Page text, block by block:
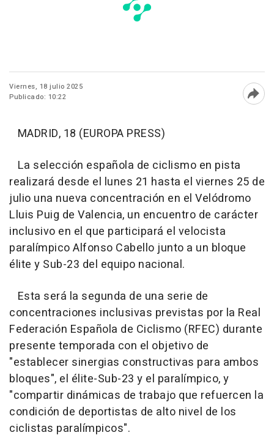
Viernes, 18 julio 2025
Publicado: 10:22
MADRID, 18 (EUROPA PRESS)
La selección española de ciclismo en pista
realizará desde el lunes 21 hasta el viernes 25 de
julio una nueva concentración en el Velódromo
Lluis Puig de Valencia, un encuentro de carácter
inclusivo en el que participará el velocista
paralímpico Alfonso Cabello junto a un bloque
élite y Sub-23 del equipo nacional.
Esta será la segunda de una serie de
concentraciones inclusivas previstas por la Real
Federación Española de Ciclismo (RFEC) durante
presente temporada con el objetivo de
"establecer sinergias constructivas para ambos
bloques", el élite-Sub-23 y el paralímpico, y
"compartir dinámicas de trabajo que refuercen la
condición de deportistas de alto nivel de los
ciclistas paralímpicos".